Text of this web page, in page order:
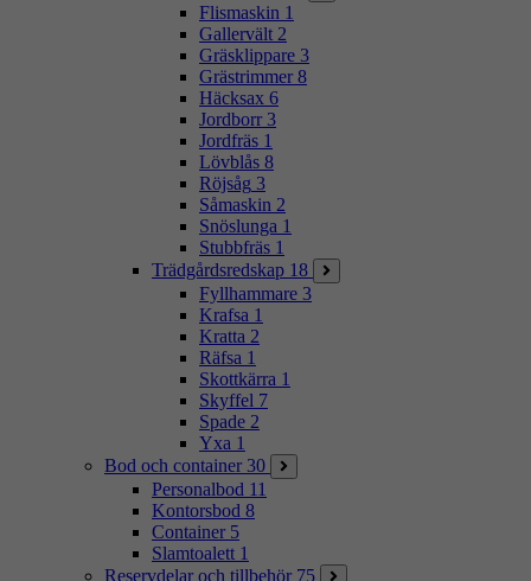
Flismaskin 1
Gallervält 2
Gräsklippare 3
Grästrimmer 8
Häcksax 6
Jordborr 3
Jordfräs 1
Lövblås 8
Röjsåg 3
Såmaskin 2
Snöslunga 1
Stubbfräs 1
Trädgårdsredskap 18
Fyllhammare 3
Krafsa 1
Kratta 2
Räfsa 1
Skottkärra 1
Skyffel 7
Spade 2
Yxa 1
Bod och container 30
Personalbod 11
Kontorsbod 8
Container 5
Slamtoalett 1
Reservdelar och tillbehör 75